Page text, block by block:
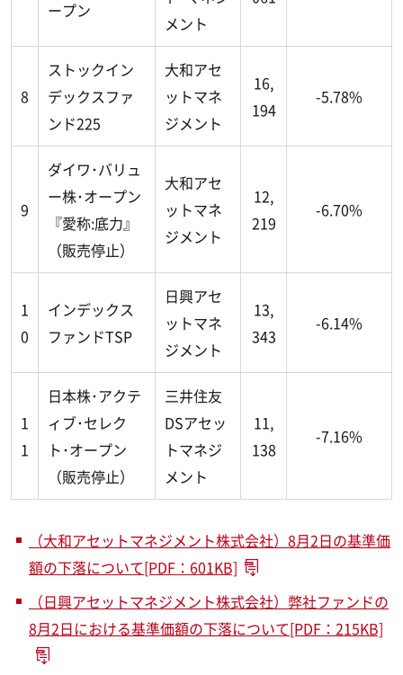
ープン
メント
8
ストックイン
デックスファ
ンド225
大和アセ
ットマネ
ジメント
16,
194
-5.78%
9
ダイワ･バリュ
ー株･オープン
『愛称:底力』
（販売停止）
大和アセ
ットマネ
ジメント
12,
219
-6.70%
1
0
インデックス
ファンドTSP
日興アセ
ットマネ
ジメント
13,
343
-6.14%
1
1
日本株･アクテ
ィブ･セレク
ト･オープン
（販売停止）
三井住友
DSアセッ
トマネジ
メント
11,
138
-7.16%
（大和アセットマネジメント株式会社）8月2日の基準価
額の下落について[PDF：601KB]
（日興アセットマネジメント株式会社）弊社ファンドの
8月2日における基準価額の下落について[PDF：215KB]